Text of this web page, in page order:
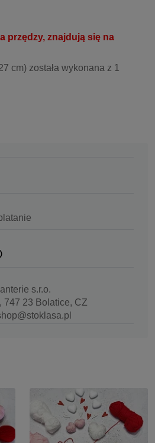
przędzy, znajdują się na
cm) została wykonana z 1
s.r.o.
747 23 Bolatice, CZ